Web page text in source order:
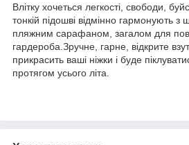
Влітку хочеться легкості, свободи,
тонкій підошві відмінно гармонують
пляжним сарафаном, загалом для
гардероба.Зручне, гарне, відкрите
прикрасить ваші ніжки і буде
протягом усього літа.